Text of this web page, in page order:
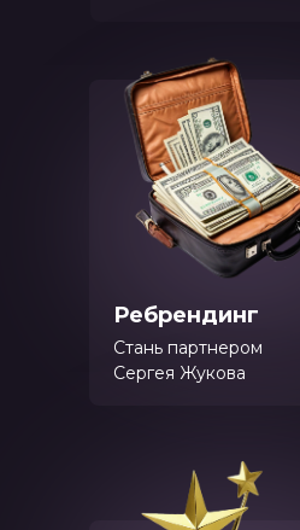
Ребрендинг
Стань партнером
Сергея Жукова